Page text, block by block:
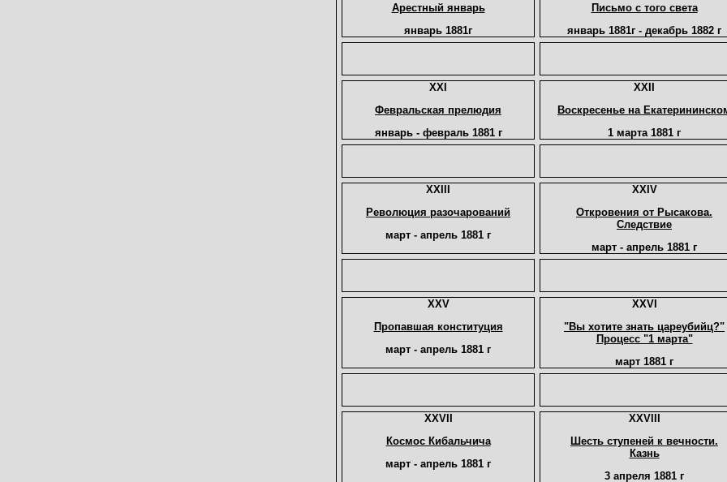
Арестный январь
январь 1881г
Письмо с того света
январь 1881г - декабрь 1882 г
XXI
Февральская прелюдия
январь - февраль 1881 г
XXII
Воскресенье на
1 марта 1881 г
XXIII
Революция разочарований
март - апрель 1881 г
XXIV
Откровения от Рысакова.
Следствие
март - апрель 1881 г
XXV
Пропавшая конституция
март - апрель 1881 г
XXVI
"Вы хотите знать цареубийц?"
Процесс "1 марта"
март 1881 г
XXVII
Космос Кибальчича
март - апрель 1881 г
XXVIII
Шесть ступеней к вечности.
Казнь
3 апреля 1881 г